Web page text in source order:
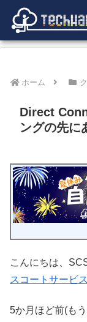
ホーム
Direct
ングの先に
こんにちは、
スコートサービス
5か月ほど前(も